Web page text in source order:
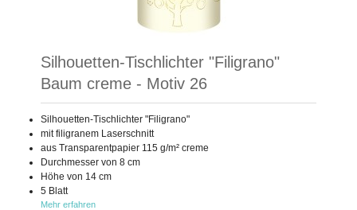
Silhouetten-Tischlichter "Filigrano"
Baum creme - Motiv 26
Silhouetten-Tischlichter "Filigrano"
mit filigranem Laserschnitt
aus Transparentpapier 115 g/m² creme
Durchmesser von 8 cm
Höhe von 14 cm
5 Blatt
Mehr erfahren